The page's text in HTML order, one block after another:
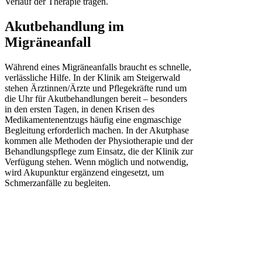
Akutbehandlung im
Migräneanfall
Während eines Migräneanfalls braucht es schnelle,
verlässliche Hilfe. In der Klinik am Steigerwald
stehen Ärztinnen/Ärzte und Pflegekräfte rund um
die Uhr für Akutbehandlungen bereit – besonders
in den ersten Tagen, in denen Krisen des
Medikamentenentzugs häufig eine engmaschige
Begleitung erforderlich machen. In der Akutphase
kommen alle Methoden der Physiotherapie und der
Behandlungspflege zum Einsatz, die der Klinik zur
Verfügung stehen. Wenn möglich und notwendig,
wird Akupunktur ergänzend eingesetzt, um
Schmerzanfälle zu begleiten.